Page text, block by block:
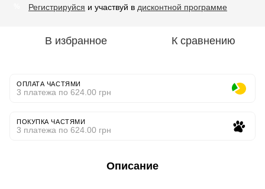
Регистрируйся и участвуй в дисконтной программе
В избранное К сравнению
ОПЛАТА ЧАСТЯМИ
3 платежа по 624.00 грн
ПОКУПКА ЧАСТЯМИ
3 платежа по 624.00 грн
Описание